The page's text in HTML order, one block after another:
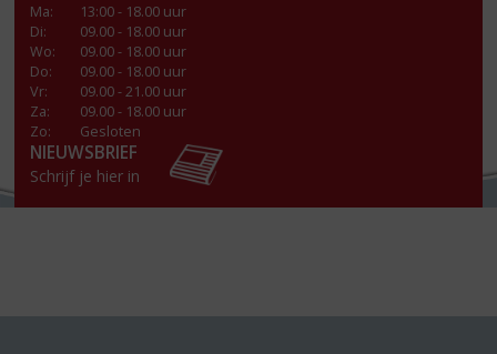
Ma:
13:00 - 18.00 uur
Di:
09.00 - 18.00 uur
Wo:
09.00 - 18.00 uur
Do:
09.00 - 18.00 uur
Vr:
09.00 - 21.00 uur
Za:
09.00 - 18.00 uur
Zo:
Gesloten
NIEUWSBRIEF
Schrijf je hier in